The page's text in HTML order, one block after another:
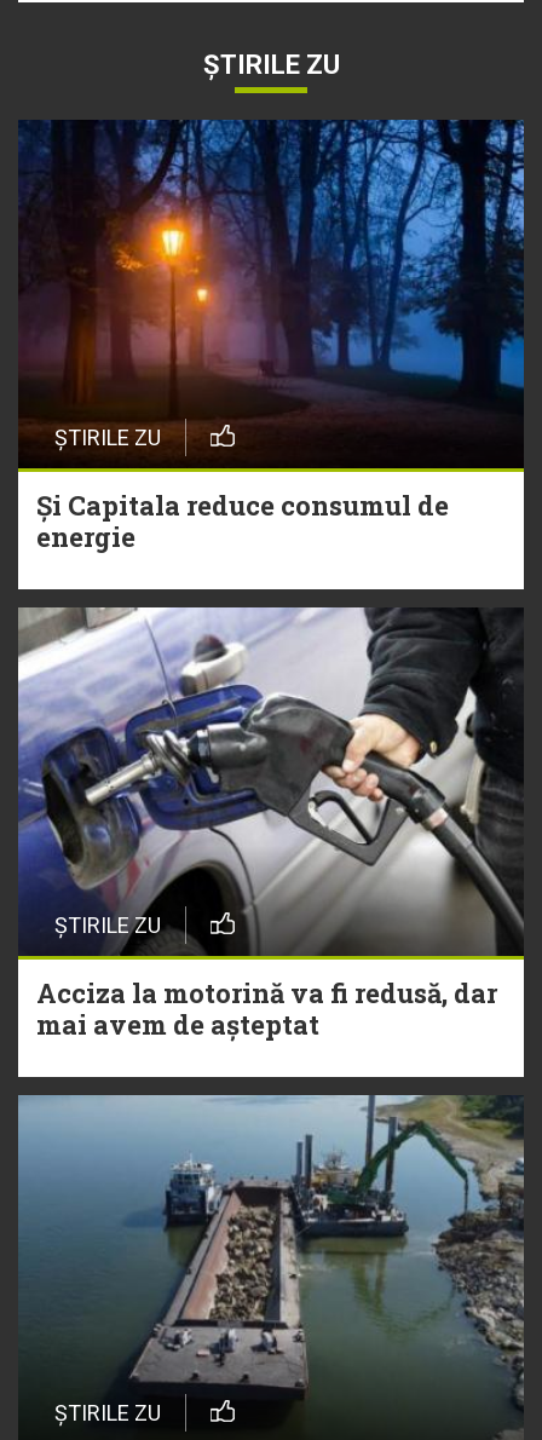
ȘTIRILE ZU
ȘTIRILE ZU
Și Capitala reduce consumul de
energie
ȘTIRILE ZU
Acciza la motorină va fi redusă, dar
mai avem de așteptat
ȘTIRILE ZU